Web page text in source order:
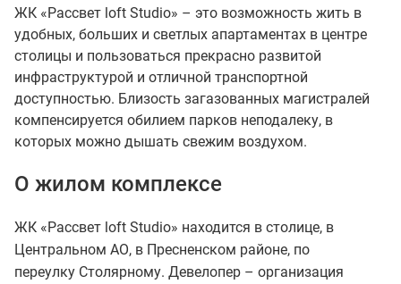
ЖК «Рассвет loft Studio» – это возможность жить в
удобных, больших и светлых апартаментах в центре
столицы и пользоваться прекрасно развитой
инфраструктурой и отличной транспортной
доступностью. Близость загазованных магистралей
компенсируется обилием парков неподалеку, в
которых можно дышать свежим воздухом.
О жилом комплексе
ЖК «Рассвет loft Studio» находится в столице, в
Центральном АО, в Пресненском районе, по
переулку Столярному. Девелопер – организация